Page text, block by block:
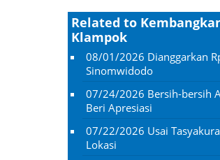
Related to
Klampok
08/01/2026 Dianggarkan
Sinomwidodo
07/24/2026 Bersih-bersih
Beri Apresiasi
07/22/2026 Usai
Lokasi